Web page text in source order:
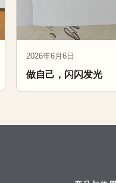
2026年6月6日
做自己，闪闪发光